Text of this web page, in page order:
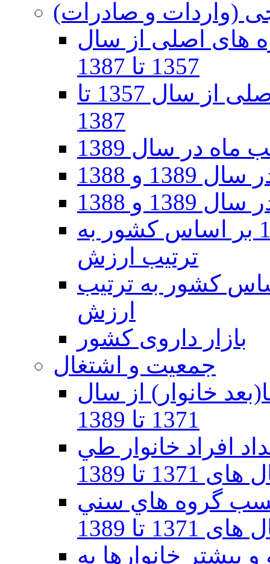
(واردات و صادرات)
های اصلی از سال
1357 تا 1387
واردات بر حسب گروه های اصلی از سال 1357 تا
1387
در سال 1389
و 1388
و 1388
صادرات ایران در سال 1390 بر اساس کشور به
ترتیب ارزش
در سال ۱۳۹۰ بر اساس کشور به ترتیب
ارزش
بازار داروی کشور
جمعیت و اشتغال
خانوار) از سال
1371 تا 1389
افراد خانوار طي
1371 تا 1389
حسب گروه هاي سني
تا 1389
خانوارها به